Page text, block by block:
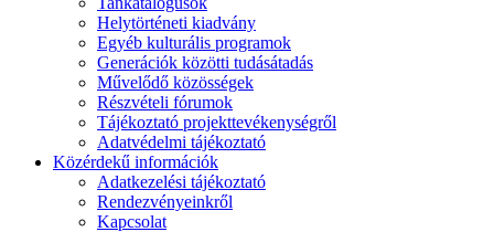
Helytörténeti kiadvány
Egyéb kulturális programok
Generációk közötti tudásátadás
Művelődő közösségek
Részvételi fórumok
Tájékoztató projekttevékenységről
Adatvédelmi tájékoztató
Közérdekű információk
Adatkezelési tájékoztató
Rendezvényeinkről
Kapcsolat